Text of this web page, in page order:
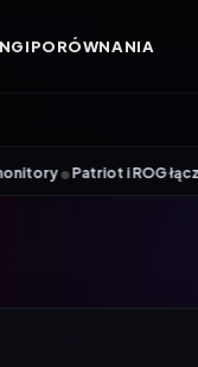
PORÓWNANIA
ROG łączą siły. Viper